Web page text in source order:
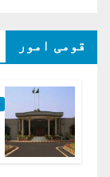
قومی امور